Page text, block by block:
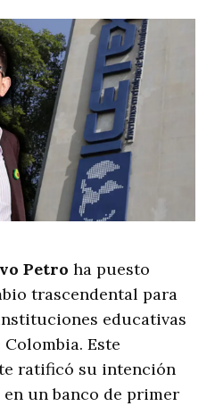
Petro ha puesto
trascendental para
educativas
Este
ratificó su intención
un banco de primer